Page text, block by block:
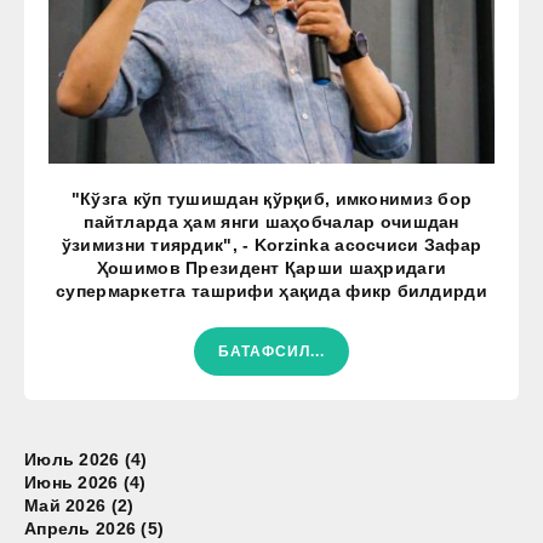
"Кўзга кўп тушишдан қўрқиб, имконимиз бор
пайтларда ҳам янги шаҳобчалар очишдан
ўзимизни тиярдик", - Korzinka асосчиси Зафар
Ҳошимов Президент Қарши шаҳридаги
супермаркетга ташрифи ҳақида фикр билдирди
БАТАФСИЛ...
Июль 2026 (4)
Июнь 2026 (4)
Май 2026 (2)
Апрель 2026 (5)